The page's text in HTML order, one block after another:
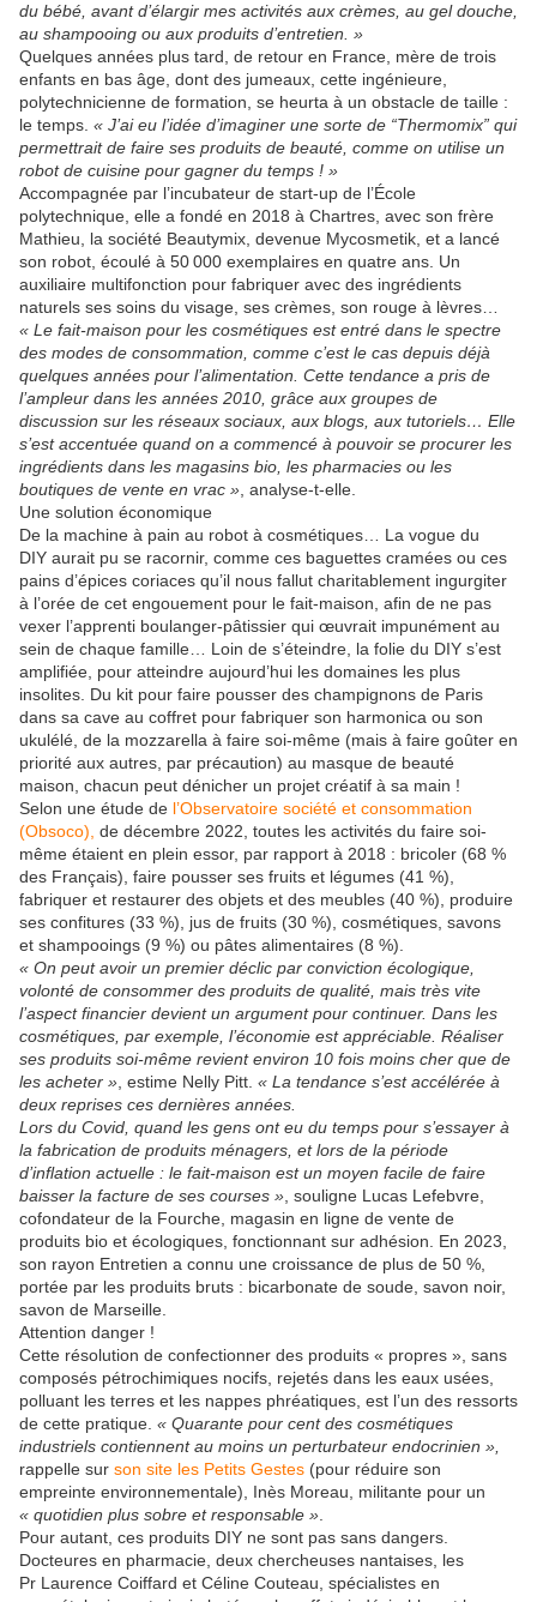
du bébé, avant d’élargir mes activités aux crèmes, au gel douche,
au shampooing ou aux produits d’entretien. »
Quelques années plus tard, de retour en France, mère de trois
enfants en bas âge, dont des jumeaux, cette ingénieure,
polytechnicienne de formation, se heurta à un obstacle de taille :
le temps. « J’ai eu l’idée d’imaginer une sorte de “Thermomix” qui
permettrait de faire ses produits de beauté, comme on utilise un
robot de cuisine pour gagner du temps ! »
Accompagnée par l’incubateur de start-up de l’École
polytechnique, elle a fondé en 2018 à Chartres, avec son frère
Mathieu, la société Beautymix, devenue Mycosmetik, et a lancé
son robot, écoulé à 50 000 exemplaires en quatre ans. Un
auxiliaire multifonction pour fabriquer avec des ingrédients
naturels ses soins du visage, ses crèmes, son rouge à lèvres…
« Le fait-maison pour les cosmétiques est entré dans le spectre
des modes de consommation, comme c’est le cas depuis déjà
quelques années pour l’alimentation. Cette tendance a pris de
l’ampleur dans les années 2010, grâce aux groupes de
discussion sur les réseaux sociaux, aux blogs, aux tutoriels… Elle
s’est accentuée quand on a commencé à pouvoir se procurer les
ingrédients dans les magasins bio, les pharmacies ou les
boutiques de vente en vrac » , analyse-t-elle.
Une solution économique
De la machine à pain au robot à cosmétiques… La vogue du
DIY aurait pu se racornir, comme ces baguettes cramées ou ces
pains d’épices coriaces qu’il nous fallut charitablement ingurgiter
à l’orée de cet engouement pour le fait-maison, afin de ne pas
vexer l’apprenti boulanger-pâtissier qui œuvrait impunément au
sein de chaque famille… Loin de s’éteindre, la folie du DIY s’est
amplifiée, pour atteindre aujourd’hui les domaines les plus
insolites. Du kit pour faire pousser des champignons de Paris
dans sa cave au coffret pour fabriquer son harmonica ou son
ukulélé, de la mozzarella à faire soi-même (mais à faire goûter en
priorité aux autres, par précaution) au masque de beauté
maison, chacun peut dénicher un projet créatif à sa main !
Selon une étude de l’Observatoire société et consommation
(Obsoco), de décembre 2022, toutes les activités du faire soi-
même étaient en plein essor, par rapport à 2018 : bricoler (68 %
des Français), faire pousser ses fruits et légumes (41 %),
fabriquer et restaurer des objets et des meubles (40 %), produire
ses confitures (33 %), jus de fruits (30 %), cosmétiques, savons
et shampooings (9 %) ou pâtes alimentaires (8 %).
« On peut avoir un premier déclic par conviction écologique,
volonté de consommer des produits de qualité, mais très vite
l’aspect financier devient un argument pour continuer. Dans les
cosmétiques, par exemple, l’économie est appréciable. Réaliser
ses produits soi-même revient environ 10 fois moins cher que de
les acheter » , estime Nelly Pitt. « La tendance s’est accélérée à
deux reprises ces dernières années.
Lors du Covid, quand les gens ont eu du temps pour s’essayer à
la fabrication de produits ménagers, et lors de la période
d’inflation actuelle : le fait-maison est un moyen facile de faire
baisser la facture de ses courses » , souligne Lucas Lefebvre,
cofondateur de la Fourche, magasin en ligne de vente de
produits bio et écologiques, fonctionnant sur adhésion. En 2023,
son rayon Entretien a connu une croissance de plus de 50 %,
portée par les produits bruts : bicarbonate de soude, savon noir,
savon de Marseille.
Attention danger !
Cette résolution de confectionner des produits « propres », sans
composés pétrochimiques nocifs, rejetés dans les eaux usées,
polluant les terres et les nappes phréatiques, est l’un des ressorts
de cette pratique. « Quarante pour cent des cosmétiques
industriels contiennent au moins un perturbateur endocrinien »,
rappelle sur son site les Petits Gestes (pour réduire son
empreinte environnementale), Inès Moreau, militante pour un
« quotidien plus sobre et responsable »
Pour autant, ces produits DIY ne sont pas sans dangers.
Docteures en pharmacie, deux chercheuses nantaises, les
Pr Laurence Coiffard et Céline Couteau, spécialistes en